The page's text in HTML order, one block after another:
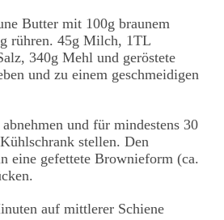
Butter mit 100g braunem
rühren. 45g Milch, 1TL
340g Mehl und geröstete
und zu einem geschmeidigen
und für mindestens 30
stellen. Den
eine gefettete Brownieform (ca.
auf mittlerer Schiene